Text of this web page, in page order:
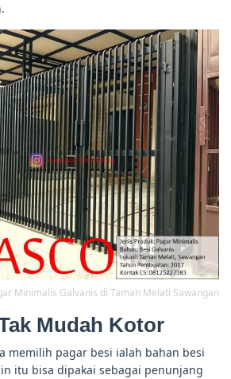
Minimalis Galvanis di Taman Melati Sawangan
Mudah Kotor
memilih pagar besi ialah bahan besi
itu bisa dipakai sebagai penunjang